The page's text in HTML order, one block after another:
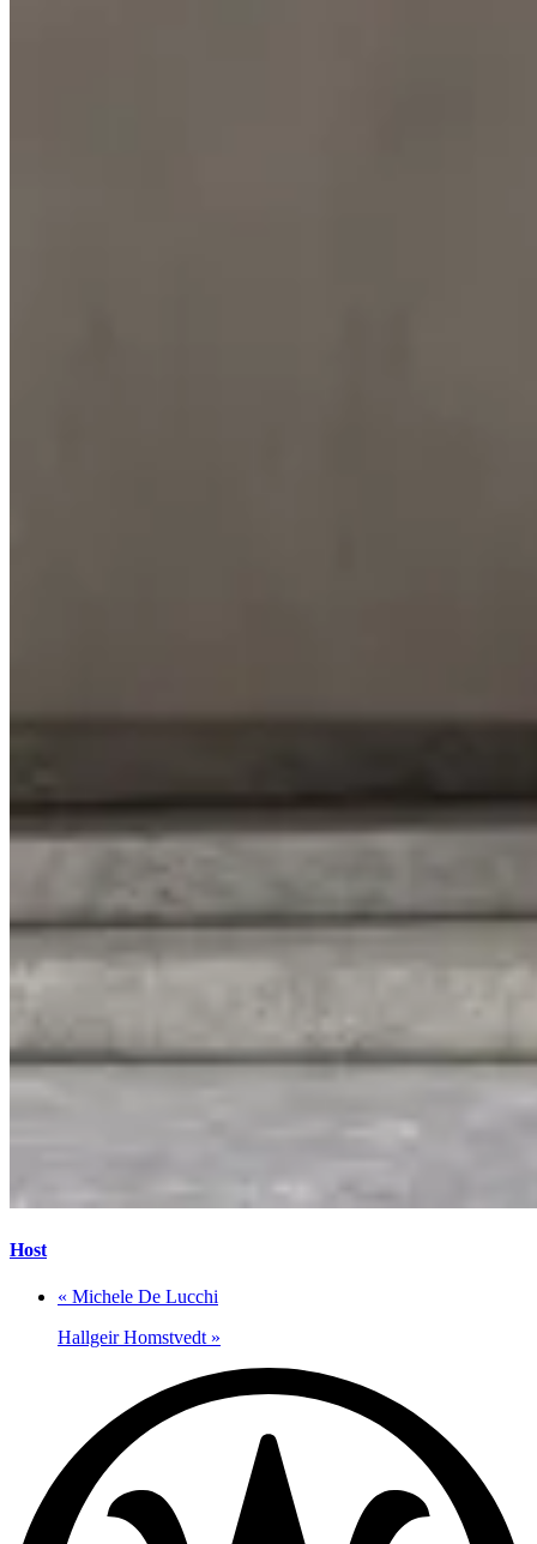
Host
« Michele De Lucchi
Hallgeir Homstvedt »